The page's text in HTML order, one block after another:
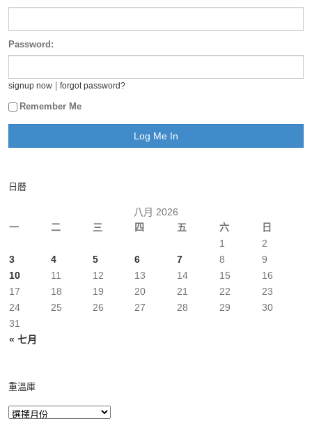
Password:
signup now forgot password?
Remember Me
日曆
八月 2026
一
二 三 四 五 六 日
« 七月
1
2
3
4 5 6 7 8
9
10
11 12 13 14 15
16
17
18 19 20 21 22
23
24
25 26 27 28 29
30
31
重溫庫